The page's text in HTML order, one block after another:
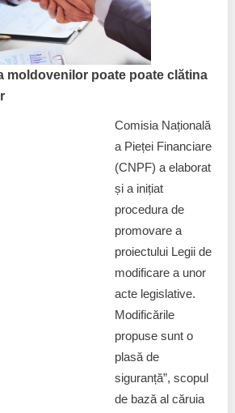
moldovenilor poate poate clătina
Comisia Națională
a Pieței Financiare
(CNPF) a elaborat
și a inițiat
procedura de
promovare a
proiectului Legii de
modificare a unor
acte legislative.
Modificările
propuse sunt o
plasă de
siguranță”, scopul
de bază al căruia